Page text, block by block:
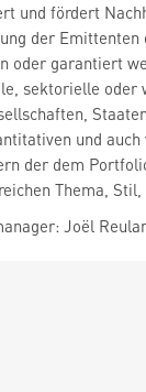
und fördert
der Emittenten
oder garantiert
sektorielle oder
und
der dem
Thema,
Joël